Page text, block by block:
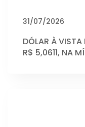
31/07/2026
DÓLAR À VISTA
R$ 5,0611, NA